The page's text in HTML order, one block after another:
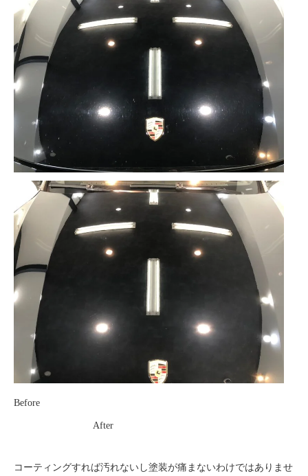
Before
After
コーティングすれば汚れないし塗装が痛まないわけではありませ